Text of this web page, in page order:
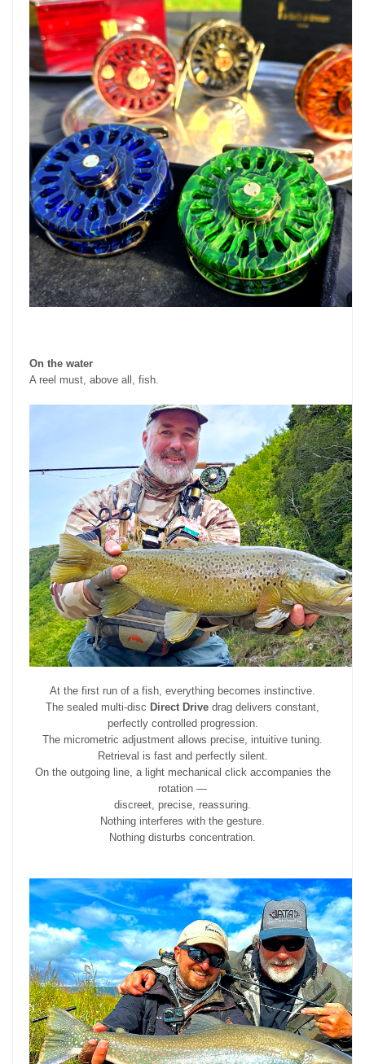
On the water
A reel must, above all, fish.
At the first run of a fish, everything becomes instinctive.
The sealed multi-disc Direct Drive drag delivers constant,
perfectly controlled progression.
The micrometric adjustment allows precise, intuitive tuning.
Retrieval is fast and perfectly silent.
On the outgoing line, a light mechanical click accompanies the
rotation —
discreet, precise, reassuring.
Nothing interferes with the gesture.
Nothing disturbs concentration.